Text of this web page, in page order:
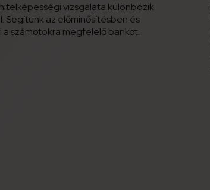
vizsgálata különbözik
Segítünk az előminősítésben és
a számotokra megfelelő bankot.